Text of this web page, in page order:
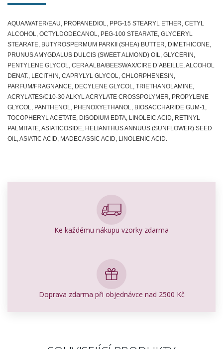
AQUA/WATER/EAU, PROPANEDIOL, PPG-15 STEARYL ETHER, CETYL
ALCOHOL, OCTYLDODECANOL, PEG-100 STEARATE, GLYCERYL
STEARATE, BUTYROSPERMUM PARKII (SHEA) BUTTER, DIMETHICONE,
PRUNUS AMYGDALUS DULCIS (SWEET ALMOND) OIL, GLYCERIN,
PENTYLENE GLYCOL, CERA ALBA/BEESWAX/CIRE D’ABEILLE, ALCOHOL
DENAT., LECITHIN, CAPRYLYL GLYCOL, CHLORPHENESIN,
PARFUM/FRAGNANCE, DECYLENE GLYCOL, TRIETHANOLAMINE,
ACRYLATES/C10-30 ALKYL ACRYLATE CROSSPOLYMER, PROPYLENE
GLYCOL, PANTHENOL, PHENOXYETHANOL, BIOSACCHARIDE GUM-1,
TOCOPHERYL ACETATE, DISODIUM EDTA, LINOLEIC ACID, RETINYL
PALMITATE, ASIATICOSIDE, HELIANTHUS ANNUUS (SUNFLOWER) SEED
OIL, ASIATIC ACID, MADECASSIC ACID, LINOLENIC ACID.
Ke každému nákupu vzorky zdarma
Doprava zdarma při objednávce nad 2500 Kč